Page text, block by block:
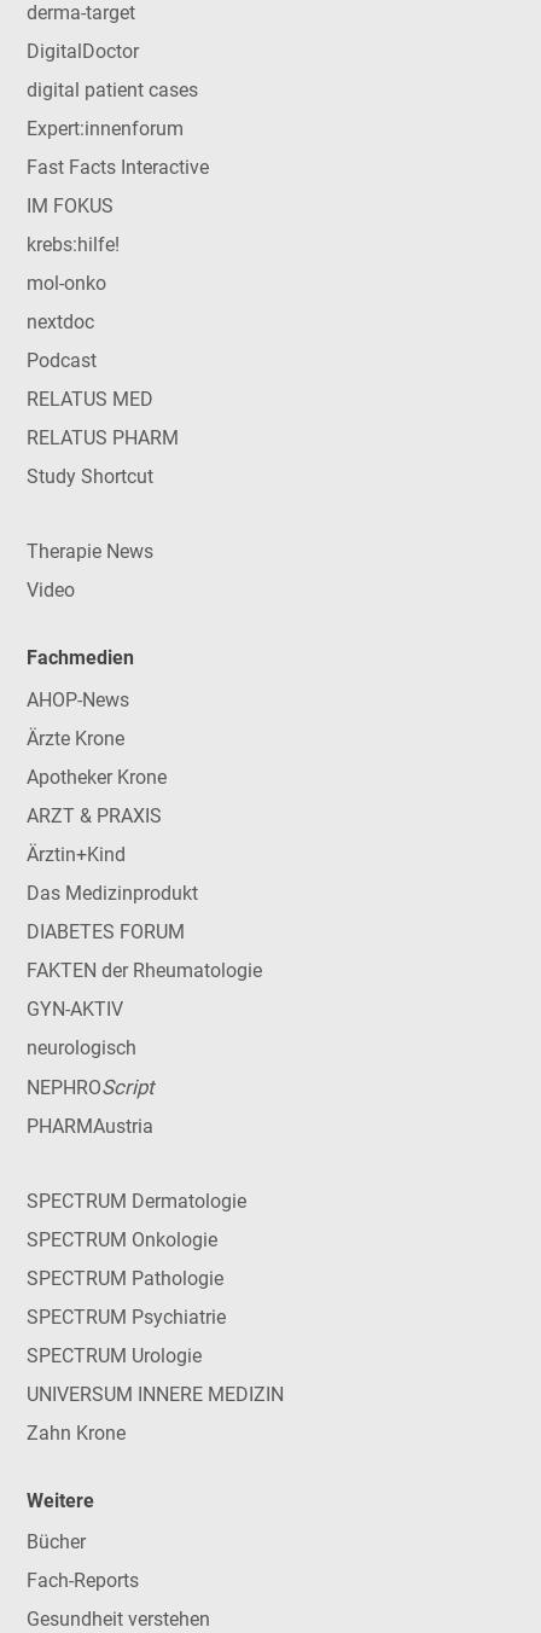
derma-target
DigitalDoctor
digital patient cases
Expert:innenforum
Fast Facts Interactive
IM FOKUS
krebs:hilfe!
mol-onko
nextdoc
Podcast
RELATUS MED
RELATUS PHARM
Study Shortcut
Therapie News
Video
Fachmedien
AHOP-News
Ärzte Krone
Apotheker Krone
ARZT & PRAXIS
Ärztin+Kind
Das Medizinprodukt
DIABETES FORUM
FAKTEN der Rheumatologie
GYN-AKTIV
neurologisch
NEPHROScript
PHARMAustria
SPECTRUM Dermatologie
SPECTRUM Onkologie
SPECTRUM Pathologie
SPECTRUM Psychiatrie
SPECTRUM Urologie
UNIVERSUM INNERE MEDIZIN
Zahn Krone
Weitere
Bücher
Fach-Reports
Gesundheit verstehen